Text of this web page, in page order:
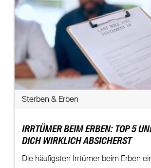
Sterben & Erben
IRRTÜMER BEIM ERBEN: TOP 5
DICH WIRKLICH ABSICHERST
Die häufigsten Irrtümer beim Erben